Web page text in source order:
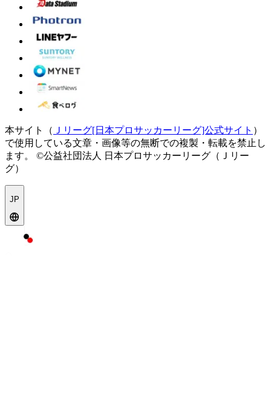
本サイト（ Ｊリーグ[日本プロサッカーリーグ]公式サイト ）
で使用している文章・画像等の無断での複製・転載を禁止し
ます。
©公益社団法人 日本プロサッカーリーグ（Ｊリー
グ）
JP